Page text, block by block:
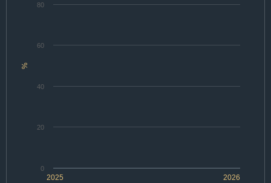
%
2025 2026
0
20
40
60
80